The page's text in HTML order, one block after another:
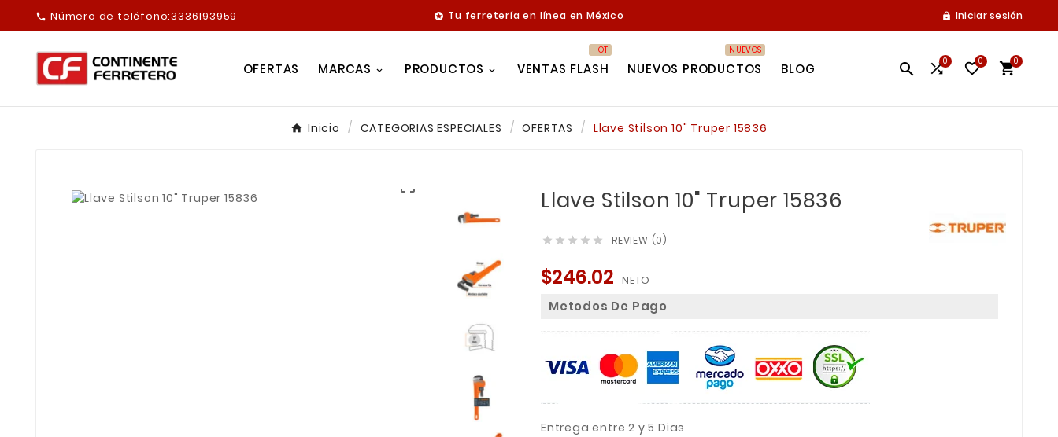
 Número de teléfono:3336193959  Tu ferretería en línea en México  Iniciar sesión
OFERTAS MARCAS PRODUCTOS VENTAS FLASH
HOT
NUEVOS PRODUCTOS
NUEVOS
BLOG  0 0 0
Inicio CATEGORIAS ESPECIALES OFERTAS Llave Stilson 10" Truper 15836

Llave Stilson 10" Truper 15836
     REVIEW (0)
$246.02 NETO
Metodos De Pago
Entrega entre 2 y 5 Dias